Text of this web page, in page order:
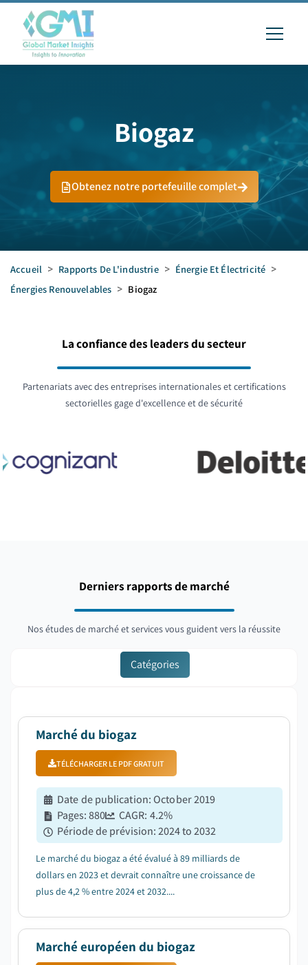
Biogaz
Obtenez notre portefeuille complet
Accueil > Rapports De L'industrie > Énergie Et Électricité >
Énergies Renouvelables > Biogaz
La confiance des leaders du secteur
Partenariats avec des entreprises internationales et certifications
sectorielles gage d'excellence et de sécurité
Derniers rapports de marché
Nos études de marché et services vous guident vers la réussite
Catégories
Marché du biogaz
TÉLÉCHARGER LE PDF GRATUIT
Date de publication:October 2019
Pages:880 CAGR: 4.2%
Période de prévision:2024 to 2032
Le marché du biogaz a été évalué à 89 milliards de
dollars en 2023 et devrait connaître une croissance de
plus de 4,2 % entre 2024 et 2032....
Marché européen du biogaz